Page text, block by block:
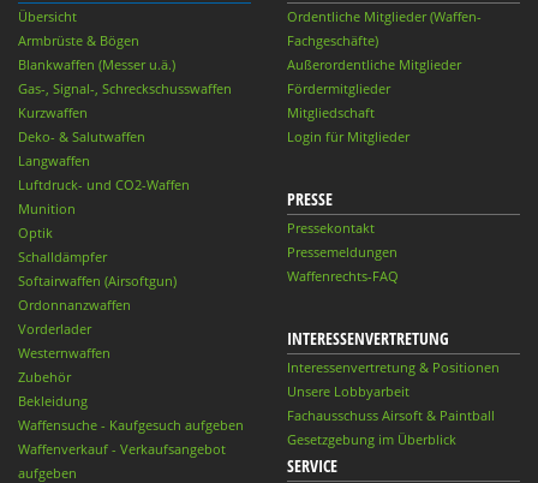
Übersicht
Armbrüste & Bögen
Blankwaffen (Messer u.ä.)
Gas-, Signal-, Schreckschusswaffen
Kurzwaffen
Deko- & Salutwaffen
Langwaffen
Luftdruck- und CO2-Waffen
Munition
Optik
Schalldämpfer
Softairwaffen (Airsoftgun)
Ordonnanzwaffen
Vorderlader
Westernwaffen
Zubehör
Bekleidung
Waffensuche - Kaufgesuch aufgeben
Waffenverkauf - Verkaufsangebot
aufgeben
Ordentliche Mitglieder (Waffen-
Fachgeschäfte)
Außerordentliche Mitglieder
Fördermitglieder
Mitgliedschaft
Login für Mitglieder
PRESSE
Pressekontakt
Pressemeldungen
Waffenrechts-FAQ
INTERESSENVERTRETUNG
Interessenvertretung & Positionen
Unsere Lobbyarbeit
Fachausschuss Airsoft & Paintball
Gesetzgebung im Überblick
SERVICE